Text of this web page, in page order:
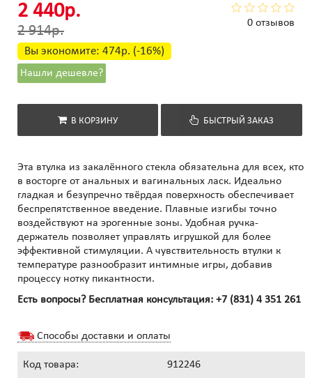
0 отзывов
2 440р.
2 914р.
Вы экономите: 474р. (-16%)
Нашли дешевле?
В КОРЗИНУ БЫСТРЫЙ ЗАКАЗ
Эта втулка из закалённого стекла обязательна для всех, кто
в восторге от анальных и вагинальных ласк. Идеально
гладкая и безупречно твёрдая поверхность обеспечивает
беспрепятственное введение. Плавные изгибы точно
воздействуют на эрогенные зоны. Удобная ручка-
держатель позволяет управлять игрушкой для более
эффективной стимуляции. А чувствительность втулки к
температуре разнообразит интимные игры, добавив
процессу нотку пикантности.
Есть вопросы? Бесплатная консультация: +7 (831) 4 351 261
Способы доставки и оплаты
Код товара: 912246